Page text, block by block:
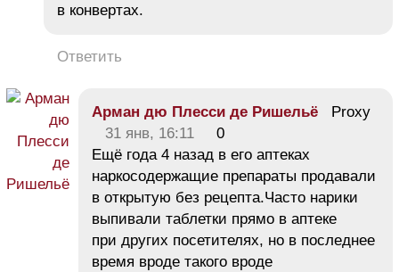
в конвертах.
Ответить
Арман дю Плесси де Ришельё Proxy
31 янв, 16:11
0
Ещё года 4 назад в его аптеках
наркосодержащие препараты продавали
в открытую без рецепта.Часто нарики
выпивали таблетки прямо в аптеке
при других посетителях, но в последнее
время вроде такого вроде